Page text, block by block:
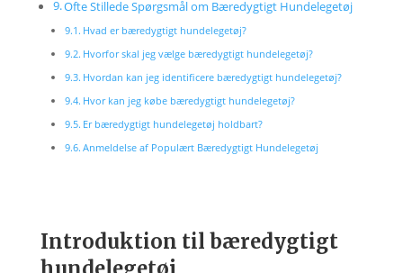
Ofte Stillede Spørgsmål om Bæredygtigt Hundelegetøj
Hvad er bæredygtigt hundelegetøj?
Hvorfor skal jeg vælge bæredygtigt hundelegetøj?
Hvordan kan jeg identificere bæredygtigt hundelegetøj?
Hvor kan jeg købe bæredygtigt hundelegetøj?
Er bæredygtigt hundelegetøj holdbart?
Anmeldelse af Populært Bæredygtigt Hundelegetøj
Introduktion til bæredygtigt